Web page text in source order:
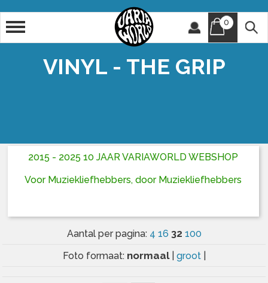
0
VINYL - THE GRIP
2015 - 2025 10 JAAR VARIAWORLD WEBSHOP
Voor Muziekliefhebbers, door Muziekliefhebbers
Aantal per pagina: 4 16 32 100
Foto formaat: normaal groot